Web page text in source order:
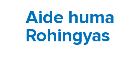
Aide
Rohingyas